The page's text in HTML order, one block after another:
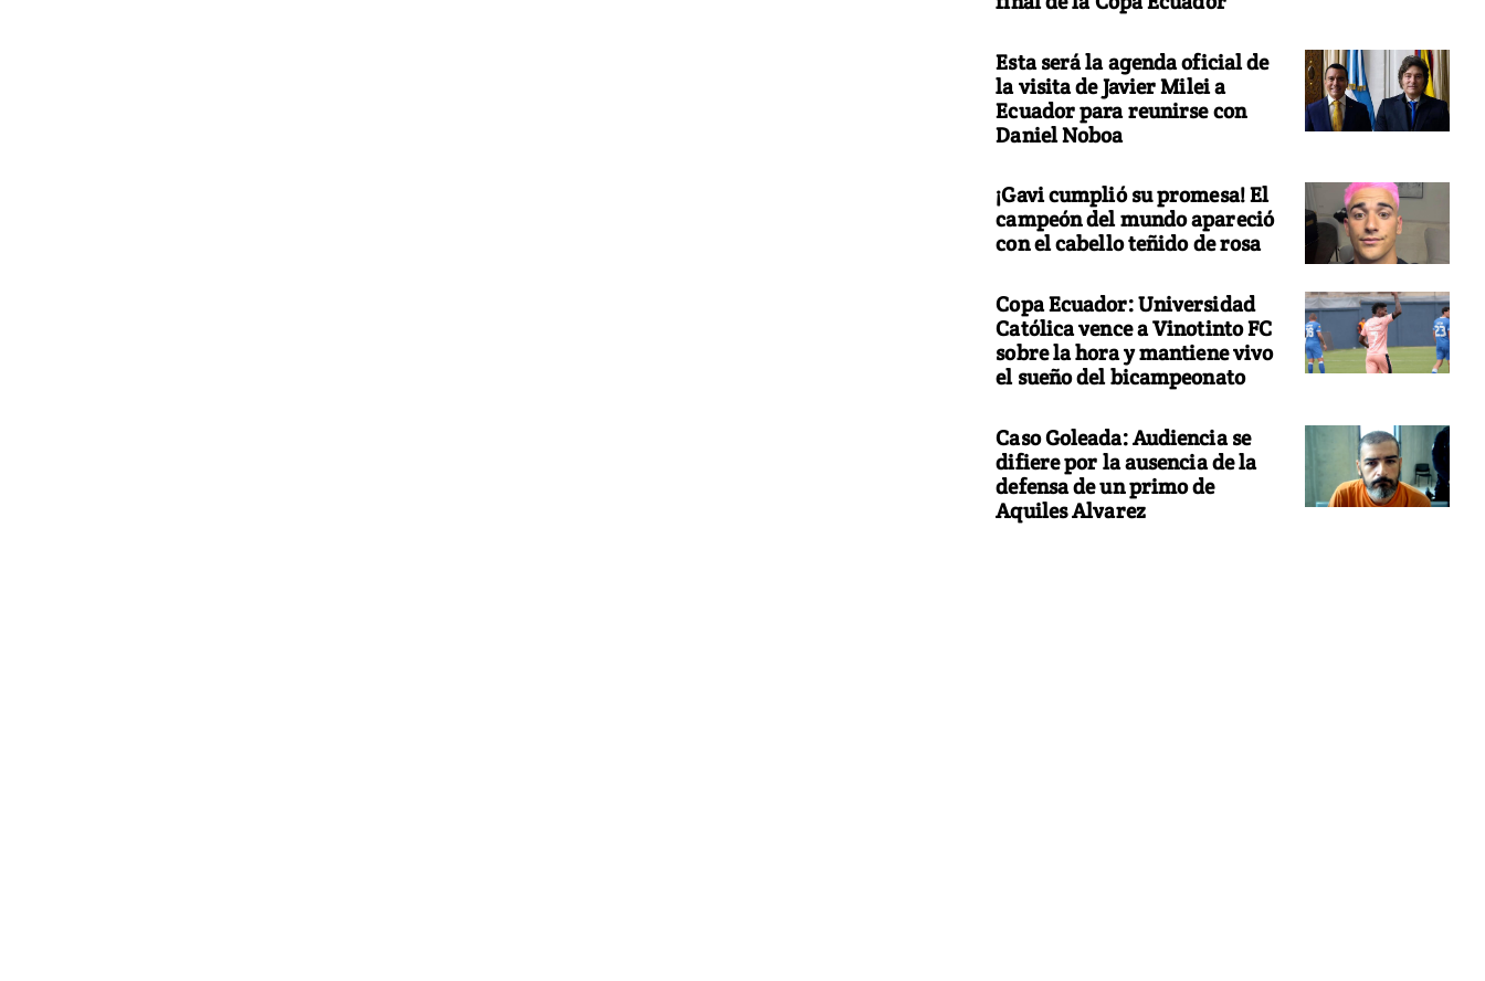
Esta será la agenda oficial de
la visita de Javier Milei a
Ecuador para reunirse con
Daniel Noboa
¡Gavi cumplió su promesa! El
campeón del mundo apareció
con el cabello teñido de rosa
Copa Ecuador: Universidad
Católica vence a Vinotinto FC
sobre la hora y mantiene vivo
el sueño del bicampeonato
Caso Goleada: Audiencia se
difiere por la ausencia de la
defensa de un primo de
Aquiles Alvarez